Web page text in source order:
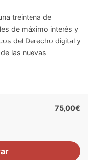
treintena de
de máximo interés y
del Derecho digital y
las nuevas
75,00€